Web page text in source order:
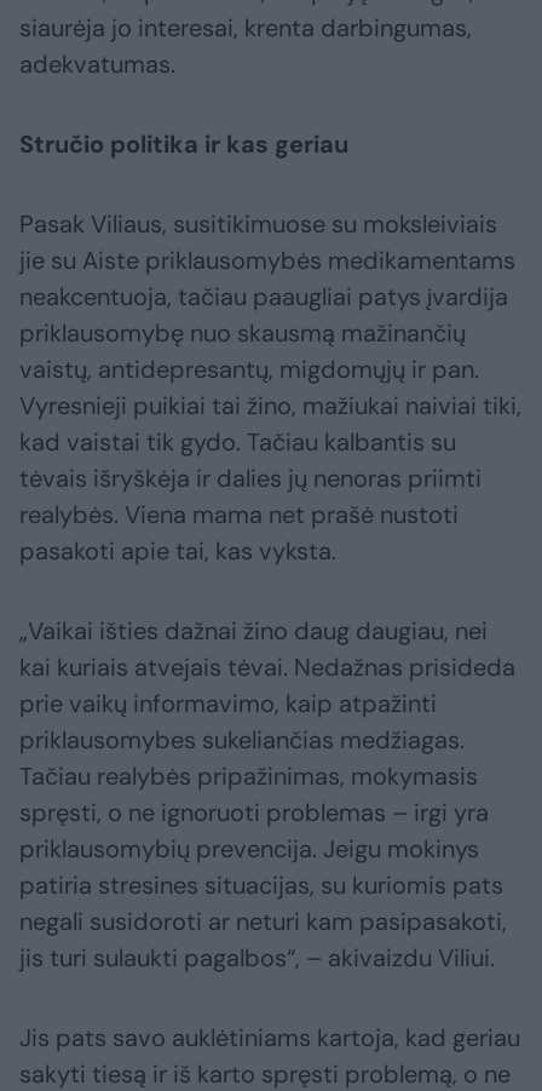
siaurėja jo interesai, krenta darbingumas,
adekvatumas.
Stručio politika ir kas geriau
Pasak Viliaus, susitikimuose su moksleiviais
jie su Aiste priklausomybės medikamentams
neakcentuoja, tačiau paaugliai patys įvardija
priklausomybę nuo skausmą mažinančių
vaistų, antidepresantų, migdomųjų ir pan.
Vyresnieji puikiai tai žino, mažiukai naiviai tiki,
kad vaistai tik gydo. Tačiau kalbantis su
tėvais išryškėja ir dalies jų nenoras priimti
realybės. Viena mama net prašė nustoti
pasakoti apie tai, kas vyksta.
„Vaikai išties dažnai žino daug daugiau, nei
kai kuriais atvejais tėvai. Nedažnas prisideda
prie vaikų informavimo, kaip atpažinti
priklausomybes sukeliančias medžiagas.
Tačiau realybės pripažinimas, mokymasis
spręsti, o ne ignoruoti problemas – irgi yra
priklausomybių prevencija. Jeigu mokinys
patiria stresines situacijas, su kuriomis pats
negali susidoroti ar neturi kam pasipasakoti,
jis turi sulaukti pagalbos“, – akivaizdu Viliui.
Jis pats savo auklėtiniams kartoja, kad geriau
sakyti tiesą ir iš karto spręsti problemą, o ne